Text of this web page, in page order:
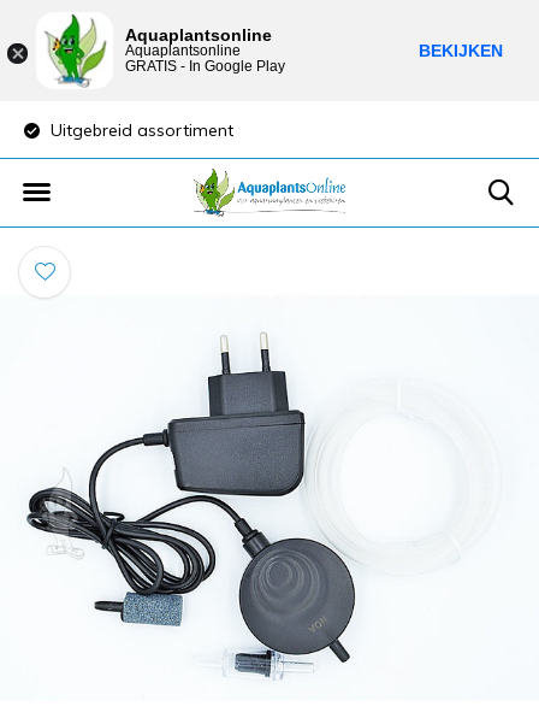
Uitgebreid assortiment
Aquaplantsonline
Aquaplantsonline
GRATIS - In Google Play
BEKIJKEN